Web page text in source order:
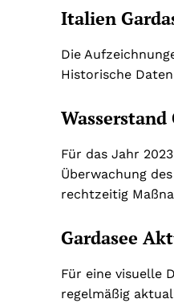
Italien
Die
Historische
Für das Jahr
Überwachung
rechtzeitig
Gardasee
Für eine visuelle
regelmäßig